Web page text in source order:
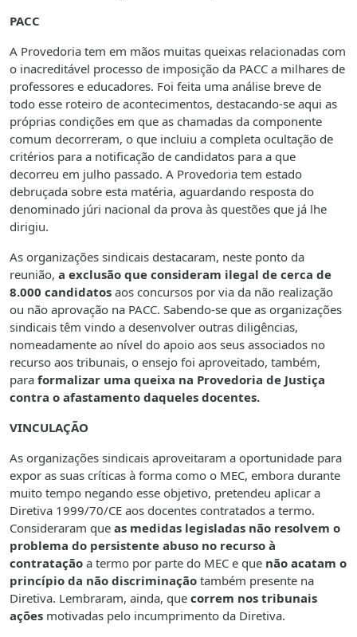
PACC
A Provedoria tem em mãos muitas queixas relacionadas com
o inacreditável processo de imposição da PACC a milhares de
professores e educadores. Foi feita uma análise breve de
todo esse roteiro de acontecimentos, destacando-se aqui as
próprias condições em que as chamadas da componente
comum decorreram, o que incluiu a completa ocultação de
critérios para a notificação de candidatos para a que
decorreu em julho passado. A Provedoria tem estado
debruçada sobre esta matéria, aguardando resposta do
denominado júri nacional da prova às questões que já lhe
dirigiu.
As organizações sindicais destacaram, neste ponto da
reunião, a exclusão que consideram ilegal de cerca de
8.000 candidatos aos concursos por via da não realização
ou não aprovação na PACC. Sabendo-se que as organizações
sindicais têm vindo a desenvolver outras diligências,
nomeadamente ao nível do apoio aos seus associados no
recurso aos tribunais, o ensejo foi aproveitado, também,
para formalizar uma queixa na Provedoria de Justiça
contra o afastamento daqueles docentes.
VINCULAÇÃO
As organizações sindicais aproveitaram a oportunidade para
expor as suas críticas à forma como o MEC, embora durante
muito tempo negando esse objetivo, pretendeu aplicar a
Diretiva 1999/70/CE aos docentes contratados a termo.
Consideraram que as medidas legisladas não resolvem o
problema do persistente abuso no recurso à
contratação a termo por parte do MEC e que não acatam o
princípio da não discriminação também presente na
Diretiva. Lembraram, ainda, que correm nos tribunais
ações motivadas pelo incumprimento da Diretiva.